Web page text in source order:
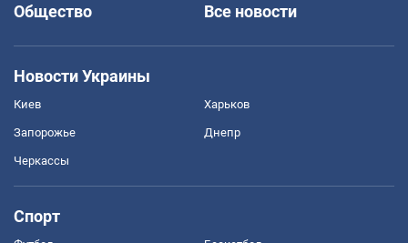
Общество
Все новости
Новости Украины
Киев Харьков
Запорожье Днепр
Черкассы
Спорт